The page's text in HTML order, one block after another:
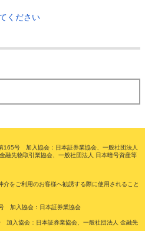
ください
号 加入協会：日本証券業協会、一般社団法人
融先物取引業協会、一般社団法人 日本暗号資産等
をご利用のお客様へ勧誘する際に使用されること
加入協会：日本証券業協会
加入協会：日本証券業協会、一般社団法人 金融先